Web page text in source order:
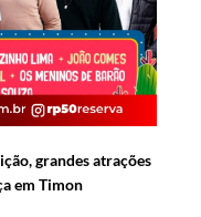
grandes atrações
em Timon